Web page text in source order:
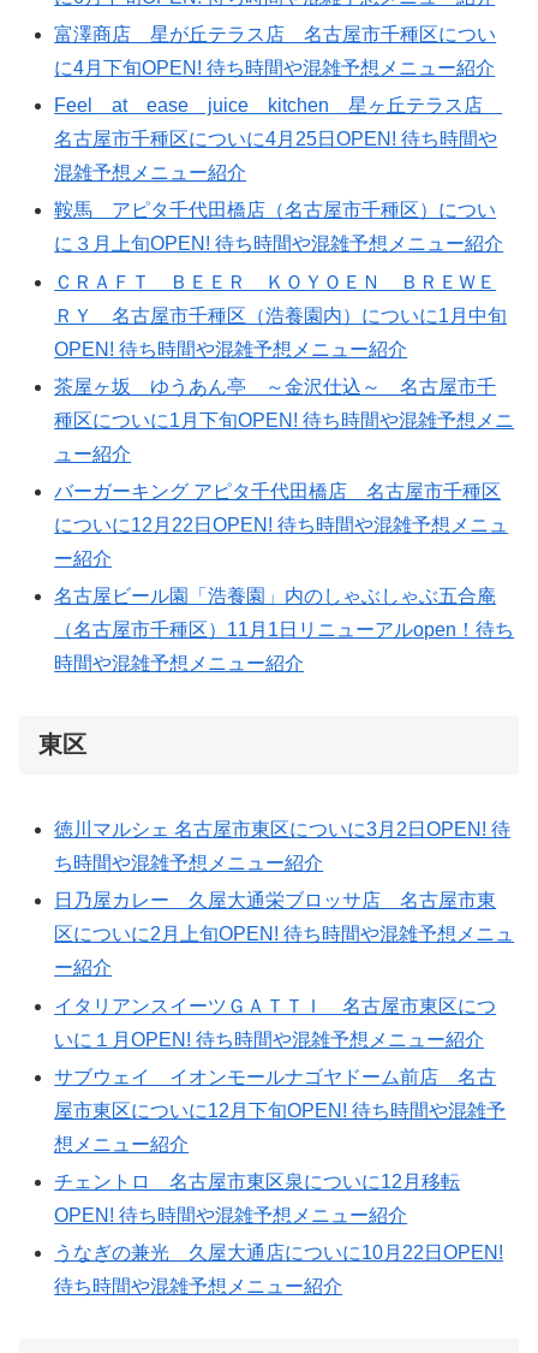
富澤商店 星が丘テラス店 名古屋市千種区につい
に4月下旬OPEN! 待ち時間や混雑予想メニュー紹介
Feel at ease juice kitchen 星ヶ丘テラス店
名古屋市千種区についに4月25日OPEN! 待ち時間や
混雑予想メニュー紹介
鞍馬 アピタ千代田橋店（名古屋市千種区）につい
に３月上旬OPEN! 待ち時間や混雑予想メニュー紹介
ＣＲＡＦＴ ＢＥＥＲ ＫＯＹＯＥＮ ＢＲＥＷＥ
ＲＹ 名古屋市千種区（浩養園内）についに1月中旬
OPEN! 待ち時間や混雑予想メニュー紹介
茶屋ヶ坂 ゆうあん亭 ～金沢仕込～ 名古屋市千
種区についに1月下旬OPEN! 待ち時間や混雑予想メニ
ュー紹介
バーガーキング アピタ千代田橋店 名古屋市千種区
についに12月22日OPEN! 待ち時間や混雑予想メニュ
ー紹介
名古屋ビール園「浩養園」内のしゃぶしゃぶ五合庵
（名古屋市千種区）11月1日リニューアルopen！待ち
時間や混雑予想メニュー紹介
東区
徳川マルシェ 名古屋市東区についに3月2日OPEN! 待
ち時間や混雑予想メニュー紹介
日乃屋カレー 久屋大通栄ブロッサ店 名古屋市東
区についに2月上旬OPEN! 待ち時間や混雑予想メニュ
ー紹介
イタリアンスイーツＧＡＴＴＩ 名古屋市東区につ
いに１月OPEN! 待ち時間や混雑予想メニュー紹介
サブウェイ イオンモールナゴヤドーム前店 名古
屋市東区についに12月下旬OPEN! 待ち時間や混雑予
想メニュー紹介
チェントロ 名古屋市東区泉についに12月移転
OPEN! 待ち時間や混雑予想メニュー紹介
うなぎの兼光 久屋大通店についに10月22日OPEN!
待ち時間や混雑予想メニュー紹介